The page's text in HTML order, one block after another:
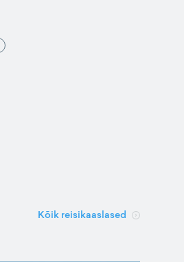
Kõik reisikaaslased